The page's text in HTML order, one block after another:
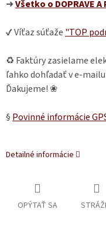
➜Všetko o DOPRAVE A
✔ Víťaz súťaže "TOP
♻ Faktúry zasielame
ľahko dohľadať v e-
Ďakujeme! ❀
§ Povinné informácie
Detailné informácie
OPÝTAŤ SA